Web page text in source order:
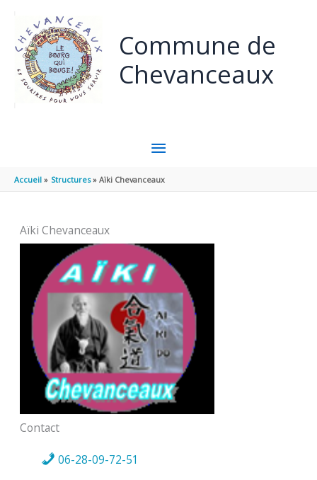
Commune de
Chevanceaux
MENU
PRINCIPAL
Accueil Structures Aïki Chevanceaux
Aïki Chevanceaux
Contact
06-28-09-72-51